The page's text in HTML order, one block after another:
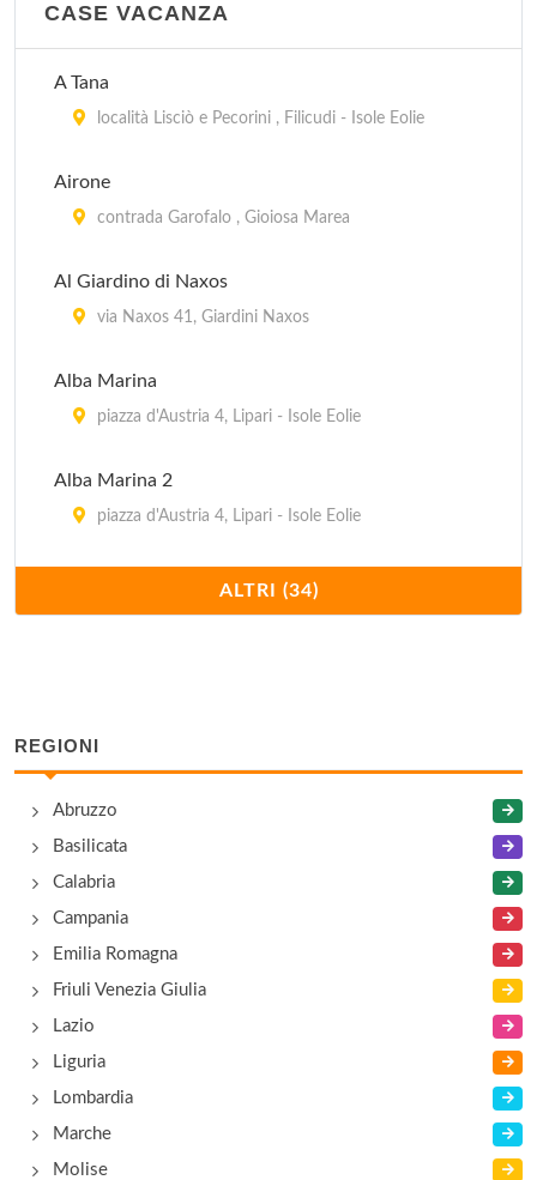
CASE VACANZA
A Tana
località Lisciò e Pecorini , Filicudi - Isole Eolie
Airone
contrada Garofalo , Gioiosa Marea
Al Giardino di Naxos
via Naxos 41, Giardini Naxos
Alba Marina
piazza d'Austria 4, Lipari - Isole Eolie
Alba Marina 2
piazza d'Austria 4, Lipari - Isole Eolie
via Baracca , Lipari - Isole Eolie
Baia Unci
via Volta , Lipari - Isole Eolie
Bellavista
via Cappuccini , Taormina
Casa nel Verde
ALTRI (34)
REGIONI
Abruzzo
Basilicata
Calabria
Campania
Emilia Romagna
Friuli Venezia Giulia
Lazio
Liguria
Lombardia
Marche
Molise